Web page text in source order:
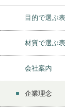
目的で選ぶ
材質で選ぶ
会社案内
企業理念